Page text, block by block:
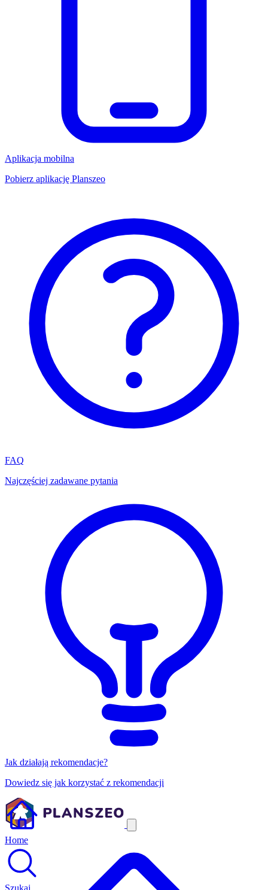
Aplikacja mobilna
Pobierz aplikację Planszeo
FAQ
Najczęściej zadawane pytania
Jak działają rekomendacje?
Dowiedz się jak korzystać z rekomendacji
Home
Szukaj